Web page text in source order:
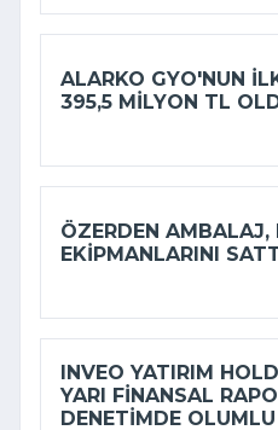
ALARKO GYO'NUN
395,5 MILYON TL
ÖZERDEN AMBALAJ,
EKIPMANLARINI
INVEO YATIRIM
YARI FINANSAL
DENETIMDE